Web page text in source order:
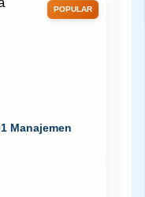
POPULAR
Manajemen